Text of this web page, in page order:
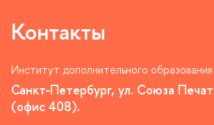
Контакты
Институт дополнительного
Санкт-Петербург, ул. Союза
(офис 408).